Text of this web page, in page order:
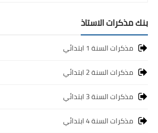
بنك مذكرات الاستاذ
مذكرات السنة 1 ابتدائي
مذكرات السنة 2 ابتدائي
مذكرات السنة 3 ابتدائي
مذكرات السنة 4 ابتدائي